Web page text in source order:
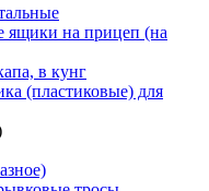
ящики на прицеп (на
в кунг
(пластиковые) для